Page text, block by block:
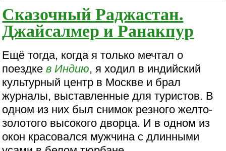
Сказочный Раджастан.
Джайсалмер и Ранакпур
Ещё тогда, когда я только мечтал о
поездкев Индию, я ходил в индийский
культурный центр в Москве и брал
журналы, выставленные для туристов. В
одном из них был снимок резного желто-
золотого высокого дворца. И в одном из
окон красовался мужчина с длинными